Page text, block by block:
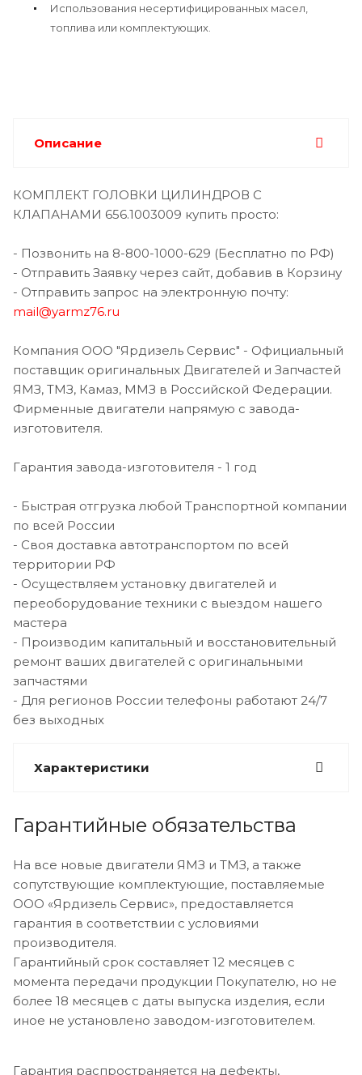
Использования несертифицированных масел,
топлива или комплектующих.
Описание
КОМПЛЕКТ ГОЛОВКИ ЦИЛИНДРОВ С
КЛАПАНАМИ 656.1003009 купить просто:
- Позвонить на 8-800-1000-629 (Бесплатно по РФ)
- Отправить Заявку через сайт, добавив в Корзину
- Отправить запрос на электронную почту:
mail@yarmz76.ru
Компания ООО "Ярдизель Сервис" - Официальный
поставщик оригинальных Двигателей и Запчастей
ЯМЗ, ТМЗ, Камаз, ММЗ в Российской Федерации.
Фирменные двигатели напрямую с завода-
изготовителя.
Гарантия завода-изготовителя - 1 год
- Быстрая отгрузка любой Транспортной компании
по всей России
- Своя доставка автотранспортом по всей
территории РФ
- Осуществляем установку двигателей и
переоборудование техники с выездом нашего
мастера
- Производим капитальный и восстановительный
ремонт ваших двигателей с оригинальными
запчастями
- Для регионов России телефоны работают 24/7
без выходных
Характеристики
Гарантийные обязательства
На все новые двигатели ЯМЗ и ТМЗ, а также
сопутствующие комплектующие, поставляемые
ООО «Ярдизель Сервис», предоставляется
гарантия в соответствии с условиями
производителя.
Гарантийный срок составляет 12 месяцев с
момента передачи продукции Покупателю, но не
более 18 месяцев с даты выпуска изделия, если
иное не установлено заводом-изготовителем.
Гарантия распространяется на дефекты,